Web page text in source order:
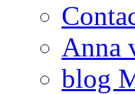
Anna
blog